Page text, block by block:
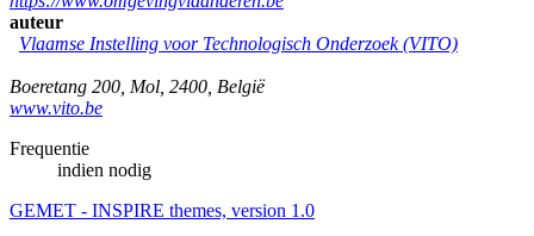
auteur
Vlaamse Instelling voor Technologisch Onderzoek (VITO)
Boeretang 200 Mol 2400 België
www.vito.be
Frequentie
indien nodig
GEMET - INSPIRE themes, version 1.0